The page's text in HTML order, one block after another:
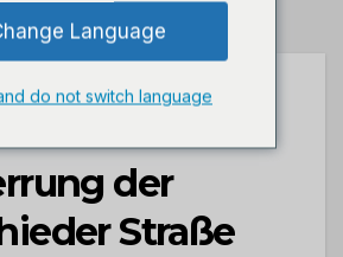
der
Straße
Language
do not switch language